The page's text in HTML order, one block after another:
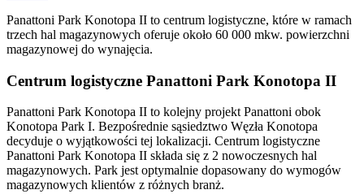
Panattoni Park Konotopa II to centrum logistyczne, które w ramach
trzech hal magazynowych oferuje około 60 000 mkw. powierzchni
magazynowej do wynajęcia.
Centrum logistyczne Panattoni Park Konotopa II
Panattoni Park Konotopa II to kolejny projekt Panattoni obok
Konotopa Park I. Bezpośrednie sąsiedztwo Węzła Konotopa
decyduje o wyjątkowości tej lokalizacji. Centrum logistyczne
Panattoni Park Konotopa II składa się z 2 nowoczesnych hal
magazynowych. Park jest optymalnie dopasowany do wymogów
magazynowych klientów z różnych branż.